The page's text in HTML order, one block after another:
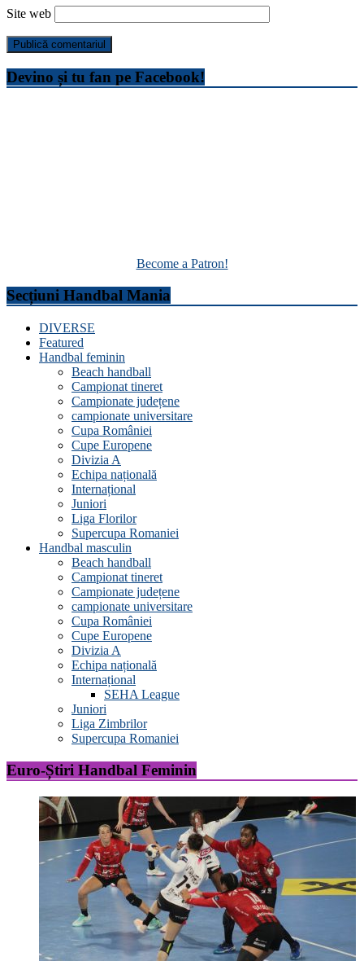
Site web
Devino și tu fan pe Facebook!
Become a Patron!
Secțiuni Handbal Mania
DIVERSE
Featured
Handbal feminin
Beach handball
Campionat tineret
Campionate județene
campionate universitare
Cupa României
Cupe Europene
Divizia A
Echipa națională
Internațional
Juniori
Liga Florilor
Supercupa Romaniei
Handbal masculin
Beach handball
Campionat tineret
Campionate județene
campionate universitare
Cupa României
Cupe Europene
Divizia A
Echipa națională
Internațional
SEHA League
Juniori
Liga Zimbrilor
Supercupa Romaniei
Euro-Știri Handbal Feminin